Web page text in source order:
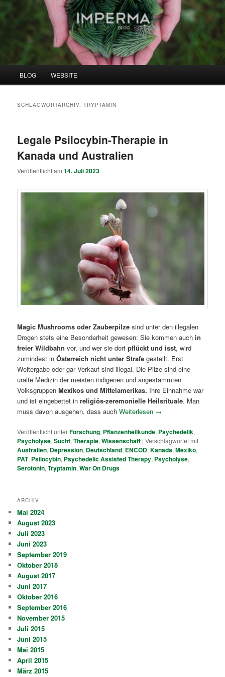
Zum
primären
Zum
sekundären
IMPERMA BLOG
Institut für menschliche Permakultivierung
BLOG WEBSITE
SCHLAGWORTARCHIV:TRYPTAMIN
Legale Psilocybin-Therapie in
Kanada und Australien
Veröffentlicht am14. Juli 2023
Magic Mushrooms oder Zauberpilze sind unter den illegalen
Drogen stets eine Besonderheit gewesen: Sie kommen auchin
freier Wildbahn vor, und wer sie dortpflückt und isst, wird
zumindest inÖsterreich nicht unter Strafe gestellt. Erst
Weitergabe oder gar Verkauf sind illegal. Die Pilze sind eine
uralte Medizin der meisten indigenen und angestammten
VolksgruppenMexikos und Mittelamerikas. Ihre Einnahme war
und ist eingebettet inreligiös-zeremonielle Heilsrituale. Man
muss davon ausgehen, dass auchWeiterlesen →
Veröffentlicht unterForschung, Pflanzenheilkunde, Psychedelik,
Psycholyse,Sucht,Therapie,Wissenschaft |Verschlagwortet mit
Australien, Depression, Deutschland, ENCOD,Kanada,Mexiko,
PAT, Psilocybin, Psychedelic Assisted Therapy, Psycholyse,
Serotonin,Tryptamin,War On Drugs
ARCHIV
Mai 2024
August 2023
Juli 2023
Juni 2023
September 2019
Oktober 2018
August 2017
Juni 2017
Oktober 2016
September 2016
November 2015
Juli 2015
Juni 2015
Mai 2015
April 2015
März 2015